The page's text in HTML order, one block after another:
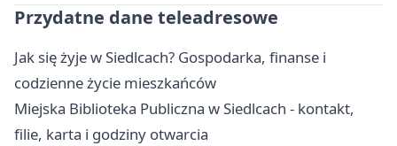
Przydatne dane teleadresowe
Jak się żyje w Siedlcach? Gospodarka, finanse i
codzienne życie mieszkańców
Miejska Biblioteka Publiczna w Siedlcach - kontakt,
filie, karta i godziny otwarcia